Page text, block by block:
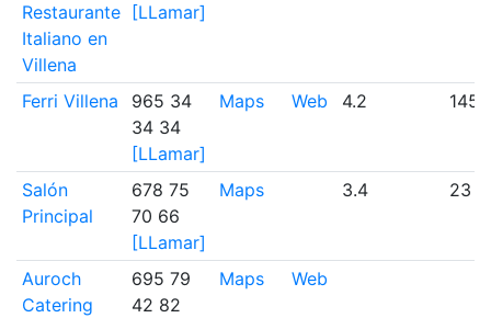
Restaurante
Italiano en
Villena
[LLamar]
Ferri Villena
965 34
34 34
[LLamar]
Maps Web 4.2 1455
Salón
Principal
678 75
70 66
[LLamar]
Maps 3.4 23
Auroch
Catering
695 79
42 82
Maps Web